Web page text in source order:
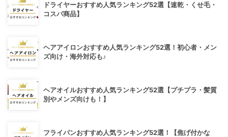
ドライヤーおすすめ人気ランキング52選【速乾・くせ毛・
コスパ商品】
ヘアアイロンおすすめ人気ランキング52選！初心者・メン
ズ向け・海外対応も♪
ヘアオイルおすすめ人気ランキング52選【プチプラ・髪質
別やメンズ向けも！】
フライパンおすすめ人気ランキング52選！【焦げ付かな